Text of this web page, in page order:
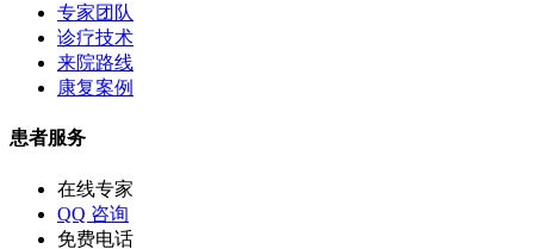
专家团队
诊疗技术
来院路线
康复案例
患者服务
在线专家
QQ 咨询
免费电话